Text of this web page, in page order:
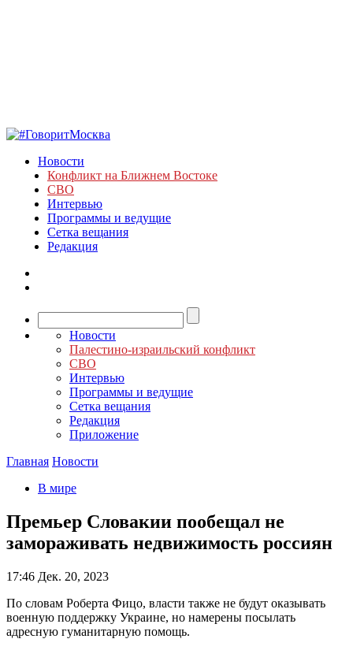
Новости
Конфликт на Ближнем Востоке
СВО
Интервью
Программы и ведущие
Сетка вещания
Редакция
Новости
Палестино-израильский конфликт
СВО
Интервью
Программы и ведущие
Сетка вещания
Редакция
Приложение
Главная Новости
В мире
Премьер Словакии пообещал не
замораживать недвижимость россиян
17:46 Дек. 20, 2023
По словам Роберта Фицо, власти также не будут оказывать
военную поддержку Украине, но намерены посылать
адресную гуманитарную помощь.